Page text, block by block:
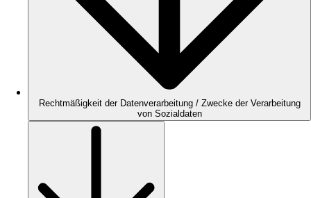
Rechtmäßigkeit der Datenverarbeitung / Zwecke der Verarbeitung
von Sozialdaten